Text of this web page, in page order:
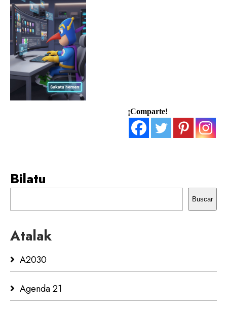
¡Comparte!
Bilatu
Buscar
Atalak
A2030
Agenda 21